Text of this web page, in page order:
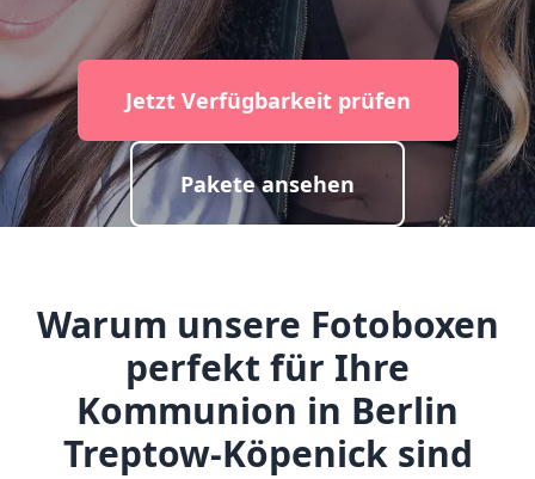
Jetzt Verfügbarkeit prüfen
Pakete ansehen
Warum unsere Fotoboxen
perfekt für Ihre
Kommunion in Berlin
Treptow-Köpenick sind